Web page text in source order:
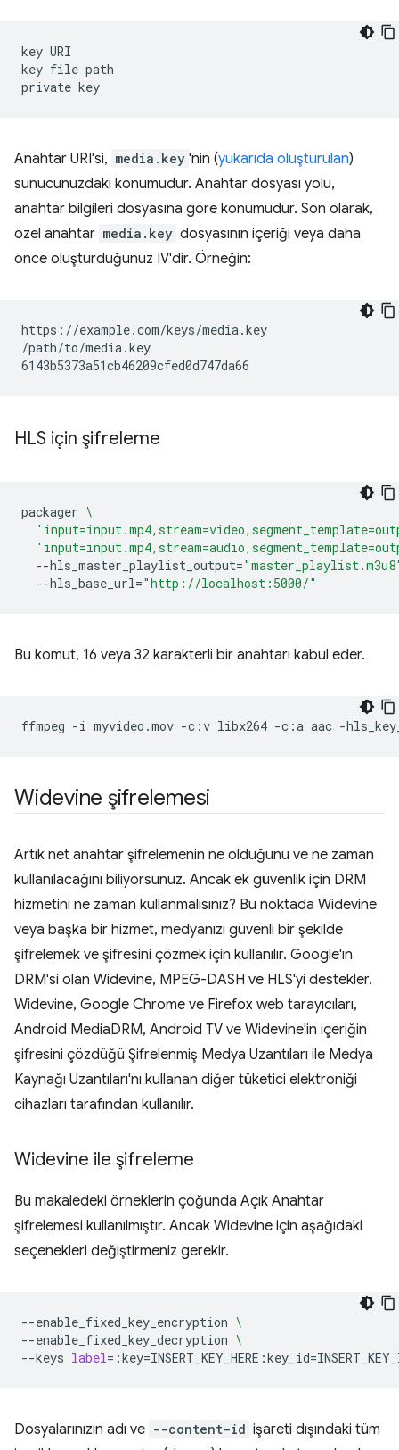
key URI
key file path
private
Anahtar URI'si, media.key 'nin (yukarıda oluşturulan)
sunucunuzdaki konumudur. Anahtar dosyası yolu,
anahtar bilgileri dosyasına göre konumudur. Son olarak,
özel anahtar media.key dosyasının içeriği veya daha
önce oluşturduğunuz IV'dir. Örneğin:
https://example.com/keys/media.key
/path/to/media.key
HLS için şifreleme
packager \
--hls_master_playlist_output=
--hls_base_url="http://localhost:5000/"
Bu komut, 16 veya 32 karakterli bir anahtarı kabul eder.
ffmpeg -i myvideo.mov -c:v libx264 -c:a aac -
Widevine şifrelemesi
Artık net anahtar şifrelemenin ne olduğunu ve ne zaman
kullanılacağını biliyorsunuz. Ancak ek güvenlik için DRM
hizmetini ne zaman kullanmalısınız? Bu noktada Widevine
veya başka bir hizmet, medyanızı güvenli bir şekilde
şifrelemek ve şifresini çözmek için kullanılır. Google'ın
DRM'si olan Widevine, MPEG-DASH ve HLS'yi destekler.
Widevine, Google Chrome ve Firefox web tarayıcıları,
Android MediaDRM, Android TV ve Widevine'in içeriğin
şifresini çözdüğü Şifrelenmiş Medya Uzantıları ile Medya
Kaynağı Uzantıları'nı kullanan diğer tüketici elektroniği
cihazları tarafından kullanılır.
Widevine ile şifreleme
Bu makaledeki örneklerin çoğunda Açık Anahtar
şifrelemesi kullanılmıştır. Ancak Widevine için aşağıdaki
seçenekleri değiştirmeniz gerekir.
--enable_fixed_key_encryption \
--enable_fixed_key_decryption \
--keys label= :key=INSERT_KEY_HERE:key_id=
Dosyalarınızın adı ve --content-id işareti dışındaki tüm